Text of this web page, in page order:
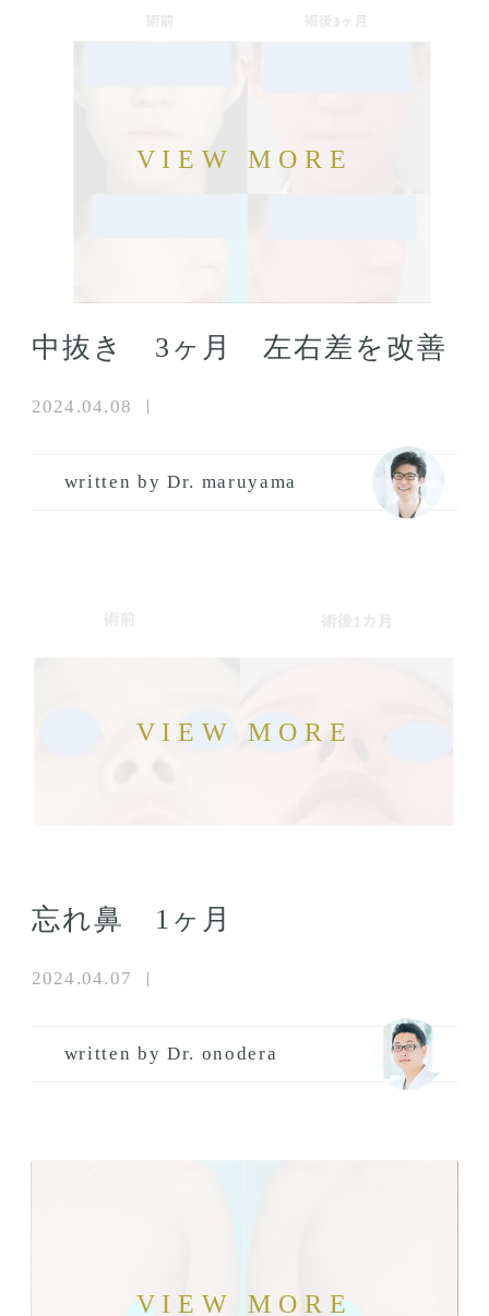
中抜き 3ヶ月 左右差を改善
2024.04.08
written by Dr. maruyama
忘れ鼻 1ヶ月
2024.04.07
written by Dr. onodera